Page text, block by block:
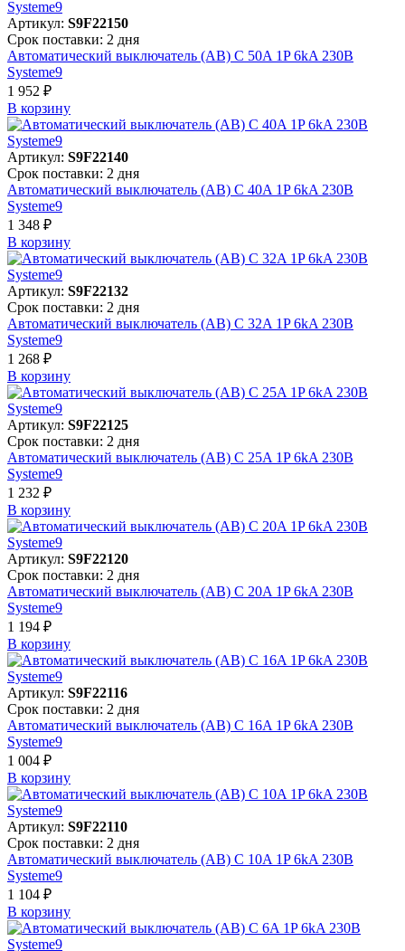
Артикул: S9F22150
Срок поставки: 2 дня
Автоматический выключатель (АВ) C 50A 1P 6kA 230В
Systeme9
1 952 ₽
В корзинy
Артикул: S9F22140
Срок поставки: 2 дня
Автоматический выключатель (АВ) C 40A 1P 6kA 230В
Systeme9
1 348 ₽
В корзинy
Артикул: S9F22132
Срок поставки: 2 дня
Автоматический выключатель (АВ) C 32A 1P 6kA 230В
Systeme9
1 268 ₽
В корзинy
Артикул: S9F22125
Срок поставки: 2 дня
Автоматический выключатель (АВ) C 25A 1P 6kA 230В
Systeme9
1 232 ₽
В корзинy
Артикул: S9F22120
Срок поставки: 2 дня
Автоматический выключатель (АВ) C 20A 1P 6kA 230В
Systeme9
1 194 ₽
В корзинy
Артикул: S9F22116
Срок поставки: 2 дня
Автоматический выключатель (АВ) C 16A 1P 6kA 230В
Systeme9
1 004 ₽
В корзинy
Артикул: S9F22110
Срок поставки: 2 дня
Автоматический выключатель (АВ) C 10A 1P 6kA 230В
Systeme9
1 104 ₽
В корзинy